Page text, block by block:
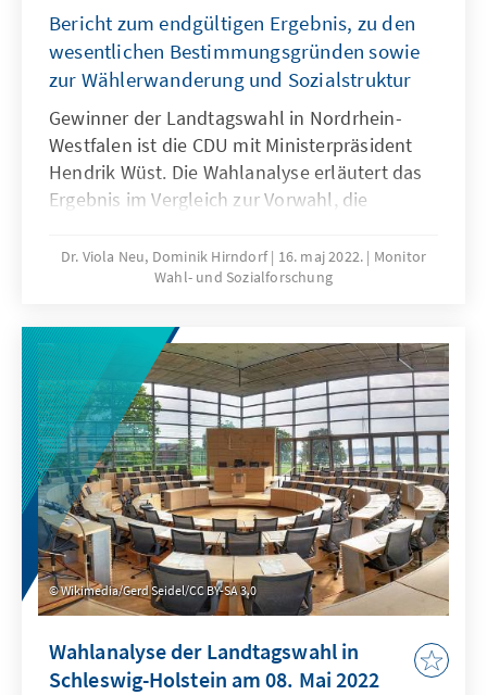
Bericht zum endgültigen Ergebnis, zu den
wesentlichen Bestimmungsgründen sowie
zur Wählerwanderung und Sozialstruktur
Gewinner der Landtagswahl in Nordrhein-
Westfalen ist die CDU mit Ministerpräsident
Hendrik Wüst. Die Wahlanalyse erläutert das
Ergebnis im Vergleich zur Vorwahl, die
Bestimmungsgründe des Wahlergebnisses.
Ausgehend von den Wahltagsbefragungen
die Bedeutung der Einschätzungen von
Spitzenkandidatinnen und -kandidaten,
Parteikompetenzen sowie die Beurteilung von
Leistungen der Regierung für das
Wahlergebnis erläutert.
Dr. Viola Neu, Dominik Hirndorf 16. maj 2022.
Monitor
Wahl- und Sozialforschung
Wikimedia/Gerd Seidel/CC BY-SA 3.0
Wahlanalyse der Landtagswahl in
Schleswig-Holstein am 08. Mai 2022